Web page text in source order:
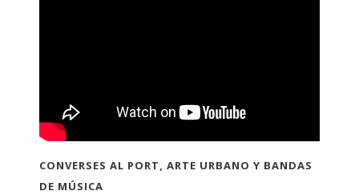
CONVERSES AL PORT, ARTE URBANO Y BANDAS
DE MÚSICA